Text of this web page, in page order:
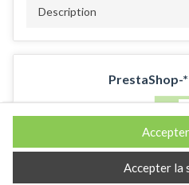
Description
PrestaShop-*
Description
Accepter la